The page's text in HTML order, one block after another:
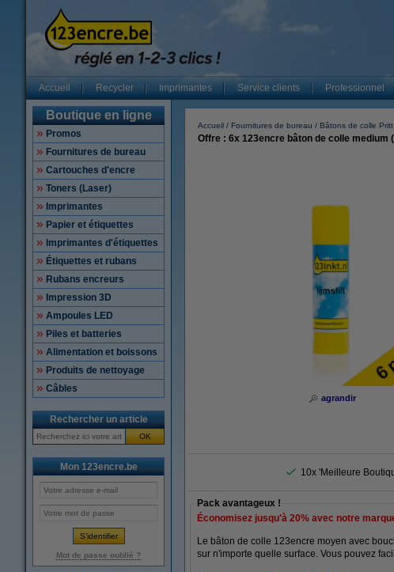
Accueil Recycler Imprimantes Service clients Professionnel
Boutique en ligne
Promos
Fournitures de bureau
Cartouches d'encre
Toners (Laser)
Imprimantes
Papier et étiquettes
Imprimantes d'étiquettes
Étiquettes et rubans
Rubans encreurs
Impression 3D
Ampoules LED
Piles et batteries
Alimentation et boissons
Produits de nettoyage
Câbles
Rechercher un article
OK
Mon 123encre.be
Mot de passe oublié ?
Accueil Fournitures de bureau Bâtons de colle Pritt
Offre : 6x 123encre bâton de colle medium
agrandir
10x 'Meilleure
Pack avantageux !
Économisez jusqu'à 20% avec notre
Le bâton de colle 123encre moyen avec
sur n'importe quelle surface. Vous pouvez